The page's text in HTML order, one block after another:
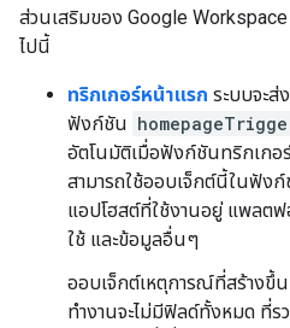
ส่วนเสริมของ Google
ไปนี้
ทริกเกอร์หน้าแรก ระบบจะส่
ฟังก์ชัน
อัตโนมัติเมื่อฟังก์ชันทริกเกอ
สามารถใช้ออบเจ็กต์นี้ในฟัง
แอปโฮสต์ที่ใช้งานอยู่ แพลต
ใช้ และข้อมูลอื่นๆ
ออบเจ็กต์เหตุการณ์ที่สร้างขึ้
ทำงานจะไม่มีฟิลด์ทั้งหมด ที่